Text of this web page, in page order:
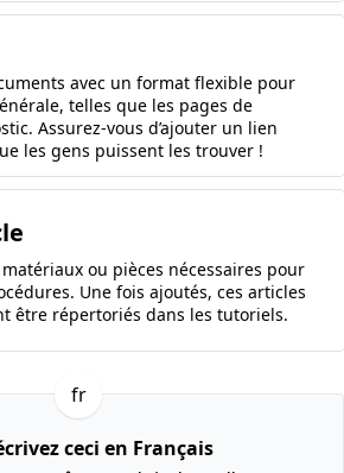
avec un format flexible pour
telles que les pages de
Assurez-vous d’ajouter un lien
les gens puissent les trouver !
ou pièces nécessaires pour
Une fois ajoutés, ces articles
être répertoriés dans les tutoriels.
fr
ceci en Français